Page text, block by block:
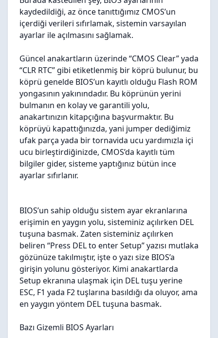
kaydedildiği, az önce tanıttığımız CMOS’un
içerdiği verileri sıfırlamak, sistemin varsayılan
ayarlar ile açılmasını sağlamak.
Güncel anakartların üzerinde “CMOS Clear” yada
“CLR RTC” gibi etiketlenmiş bir köprü bulunur, bu
köprü genelde BIOS’un kayıtlı olduğu Flash ROM
yongasının yakınındadır. Bu köprünün yerini
bulmanın en kolay ve garantili yolu,
anakartınızın kitapçığına başvurmaktır. Bu
köprüyü kapattığınızda, yani jumper dediğimiz
ufak parça yada bir tornavida ucu yardımızla içi
ucu birleştirdiğinizde, CMOS’da kayıtlı tüm
bilgiler gider, sisteme yaptığınız bütün ince
ayarlar sıfırlanır.
BIOS’un sahip olduğu sistem ayar ekranlarına
erişimin en yaygın yolu, sisteminiz açılırken DEL
tuşuna basmak. Zaten sisteminiz açılırken
beliren “Press DEL to enter Setup” yazısı mutlaka
gözünüze takılmıştır, işte o yazı size BIOS’a
girişin yolunu gösteriyor. Kimi anakartlarda
Setup ekranına ulaşmak için DEL tuşu yerine
ESC, F1 yada F2 tuşlarına basıldığı da oluyor, ama
en yaygın yöntem DEL tuşuna basmak.
Bazı Gizemli BIOS Ayarları